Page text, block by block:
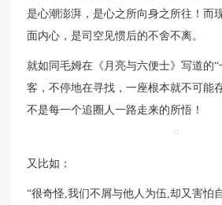
是心潮澎湃，是心之所向身之所往！而
面内心，是司空见惯后的不舍不离。
就如同毛姆在《月亮与六便士》写道的
客，不停地在寻找，一座根本就不可能
不是每一个追圈人一路走来的所悟！
又比如：
“很奇怪,我们不屑与他人为伍,却又害